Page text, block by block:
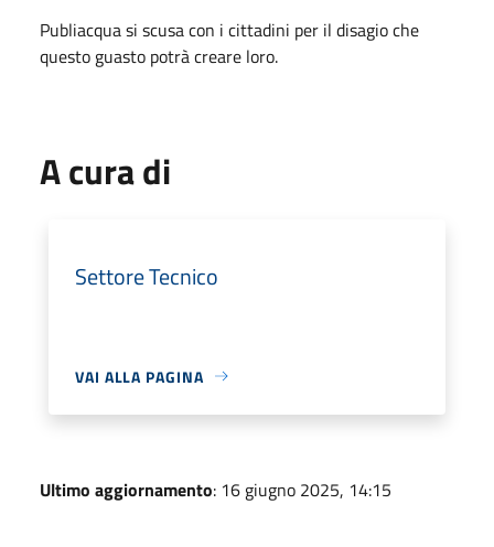
Publiacqua si scusa con i cittadini per il disagio che
questo guasto potrà creare loro.
A cura di
Settore Tecnico
VAI ALLA PAGINA
Ultimo aggiornamento: 16 giugno 2025, 14:15